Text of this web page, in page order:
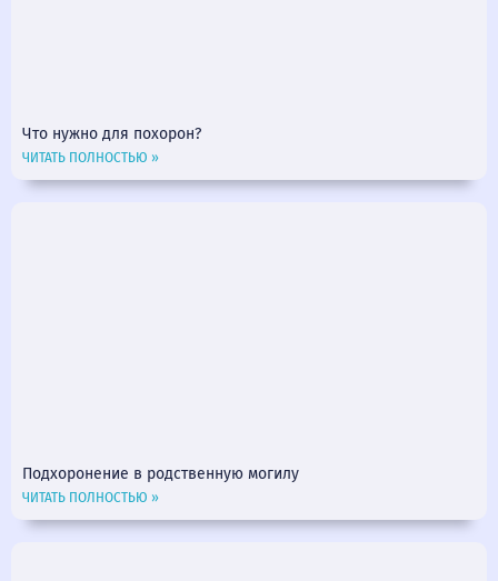
Что нужно для похорон?
ЧИТАТЬ ПОЛНОСТЬЮ »
Подхоронение в родственную могилу
ЧИТАТЬ ПОЛНОСТЬЮ »